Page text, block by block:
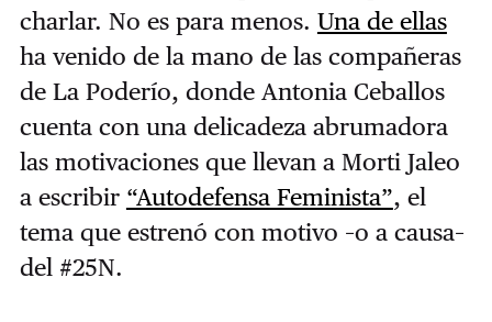
charlar. No es para menos. Una de ellas
ha venido de la mano de las compañeras
de La Poderío, donde Antonia Ceballos
cuenta con una delicadeza abrumadora
las motivaciones que llevan a Morti Jaleo
a escribir “Autodefensa Feminista”, el
tema que estrenó con motivo –o a causa–
del #25N.